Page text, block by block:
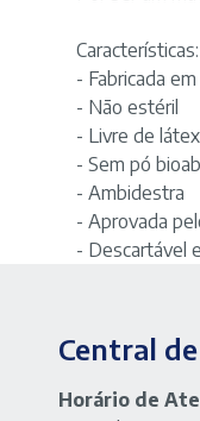
Características:
- Fabricada
- Não estéril
- Livre de látex
- Sem pó
- Ambidestra
- Aprovada
- Descartável
Central
Horário de